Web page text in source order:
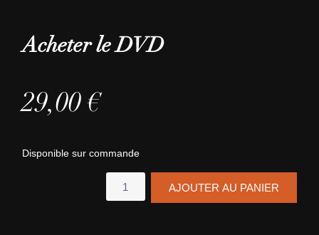
Acheter le DVD
29,00€
Disponible sur commande
AJOUTER AU PANIER